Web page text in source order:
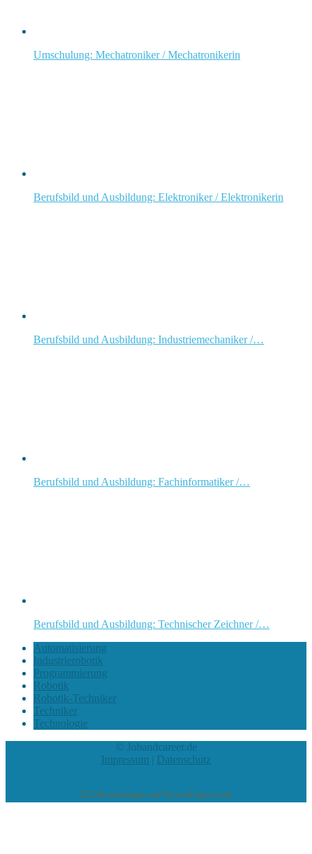
Umschulung: Mechatroniker / Mechatronikerin
Berufsbild und Ausbildung: Elektroniker / Elektronikerin
Berufsbild und Ausbildung: Industriemechaniker /…
Berufsbild und Ausbildung: Fachinformatiker /…
Berufsbild und Ausbildung: Technischer Zeichner /…
Automatisierung
Industrierobotik
Programmierung
Robotik
Robotik-Techniker
Techniker
Technologie
© Jobandcareer.de
Impressum | Datenschutz
222 Bewertungen auf ProvenExpert.com